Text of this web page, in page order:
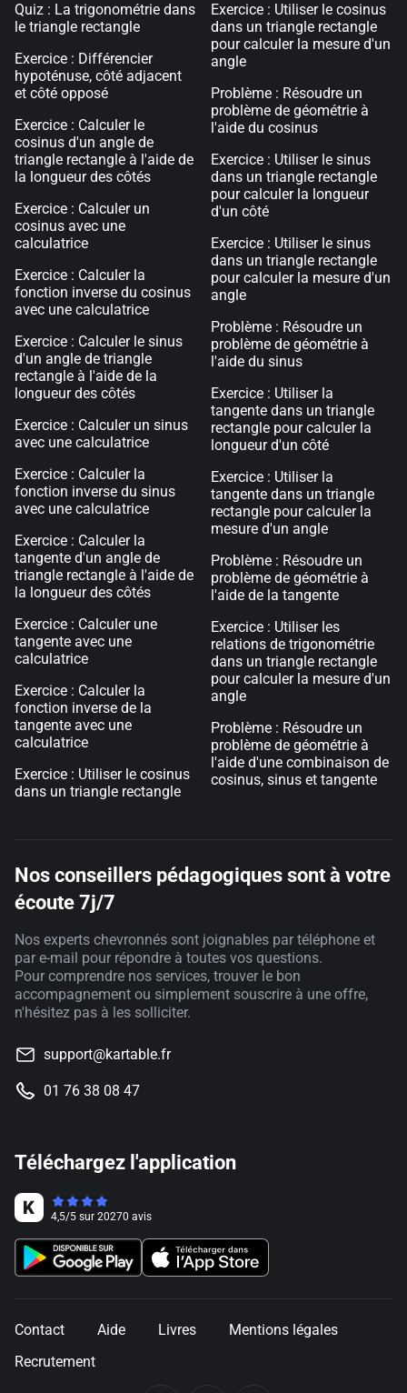
Quiz : La trigonométrie dans
le triangle rectangle
Exercice : Différencier
hypoténuse, côté adjacent
et côté opposé
Exercice : Calculer le
cosinus d'un angle de
triangle rectangle à l'aide de
la longueur des côtés
Exercice : Calculer un
cosinus avec une
calculatrice
Exercice : Calculer la
fonction inverse du cosinus
avec une calculatrice
Exercice : Calculer le sinus
d'un angle de triangle
rectangle à l'aide de la
longueur des côtés
Exercice : Calculer un sinus
avec une calculatrice
Exercice : Calculer la
fonction inverse du sinus
avec une calculatrice
Exercice : Calculer la
tangente d'un angle de
triangle rectangle à l'aide de
la longueur des côtés
Exercice : Calculer une
tangente avec une
calculatrice
Exercice : Calculer la
fonction inverse de la
tangente avec une
calculatrice
Exercice : Utiliser le cosinus
dans un triangle rectangle
Exercice : Utiliser le cosinus
dans un triangle rectangle
pour calculer la mesure d'un
angle
Problème : Résoudre un
problème de géométrie à
l'aide du cosinus
Exercice : Utiliser le sinus
dans un triangle rectangle
pour calculer la longueur
d'un côté
Exercice : Utiliser le sinus
dans un triangle rectangle
pour calculer la mesure d'un
angle
Problème : Résoudre un
problème de géométrie à
l'aide du sinus
Exercice : Utiliser la
tangente dans un triangle
rectangle pour calculer la
longueur d'un côté
Exercice : Utiliser la
tangente dans un triangle
rectangle pour calculer la
mesure d'un angle
Problème : Résoudre un
problème de géométrie à
l'aide de la tangente
Exercice : Utiliser les
relations de trigonométrie
dans un triangle rectangle
pour calculer la mesure d'un
angle
Problème : Résoudre un
problème de géométrie à
l'aide d'une combinaison de
cosinus, sinus et tangente
Nos conseillers pédagogiques sont à votre
écoute 7j/7
Nos experts chevronnés sont joignables par téléphone et
par e-mail pour répondre à toutes vos questions.
Pour comprendre nos services, trouver le bon
accompagnement ou simplement souscrire à une offre,
n'hésitez pas à les solliciter.
support@kartable.fr
01 76 38 08 47
Téléchargez l'application
4,5/5 sur 20270 avis
Contact Aide Livres
Mentions légales
Recrutement